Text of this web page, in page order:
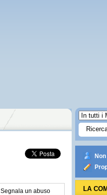
Segnala un abuso LA